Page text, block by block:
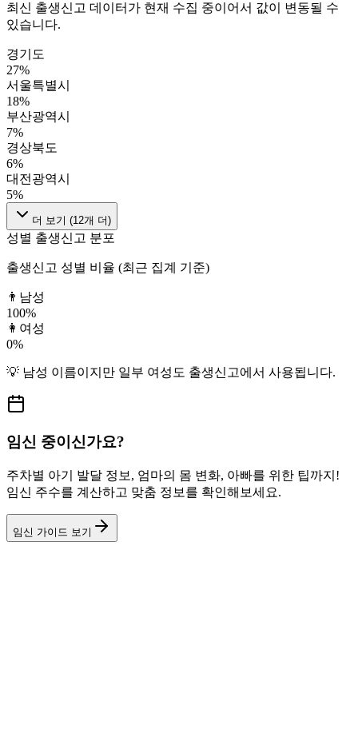
최신 출생신고 데이터가 현재 수집 중이어서 값이 변동될 수
있습니다.
경기도
27%
서울특별시
18%
부산광역시
7%
경상북도
6%
대전광역시
5%
더 보기 (12개 더)
성별 출생신고 분포
출생신고 성별 비율 (최근 집계 기준)
👨 남성
100%
👩 여성
0%
💡 남성 이름이지만 일부 여성도 출생신고에서 사용됩니다.
임신 중이신가요?
주차별 아기 발달 정보, 엄마의 몸 변화, 아빠를 위한 팁까지!
임신 주수를 계산하고 맞춤 정보를 확인해보세요.
임신 가이드 보기